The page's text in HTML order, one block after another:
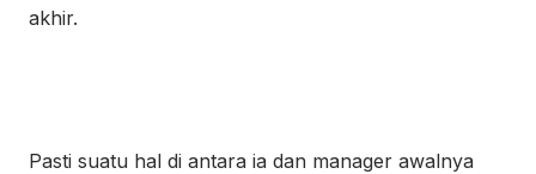
akhir.
Pasti suatu hal di antara ia dan manager awalnya